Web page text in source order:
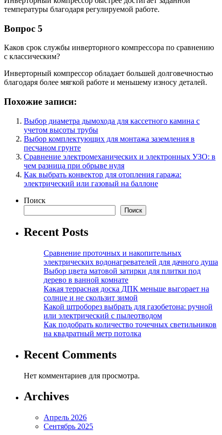
температуры благодаря регулируемой работе.
Вопрос 5
Каков срок службы инверторного компрессора по сравнению
с классическим?
Инверторный компрессор обладает большей долговечностью
благодаря более мягкой работе и меньшему износу деталей.
Похожие записи:
Выбор диаметра дымохода для кассетного камина с
учетом высоты трубы
Выбор комплектующих для монтажа заземления в
песчаном грунте
Сравнение электромеханических и электронных УЗО: в
чем разница при обрыве нуля
Как выбрать конвектор для отопления гаража:
электрический или газовый на баллоне
Поиск
Поиск
Recent Posts
Сравнение проточных и накопительных
электрических водонагревателей для дачного душа
Выбор цвета матовой затирки для плитки под
дерево в ванной комнате
Какая террасная доска ДПК меньше выгорает на
солнце и не скользит зимой
Какой штроборез выбрать для газобетона: ручной
или электрический с пылеотводом
Как подобрать количество точечных светильников
на квадратный метр потолка
Recent Comments
Нет комментариев для просмотра.
Archives
Апрель 2026
Сентябрь 2025